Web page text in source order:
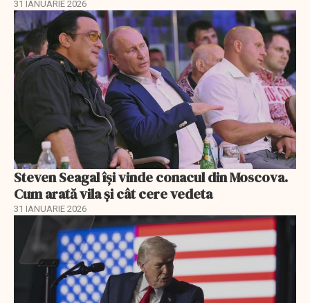
31 IANUARIE 2026
Steven Seagal își vinde conacul din Moscova.
Cum arată vila și cât cere vedeta
31 IANUARIE 2026